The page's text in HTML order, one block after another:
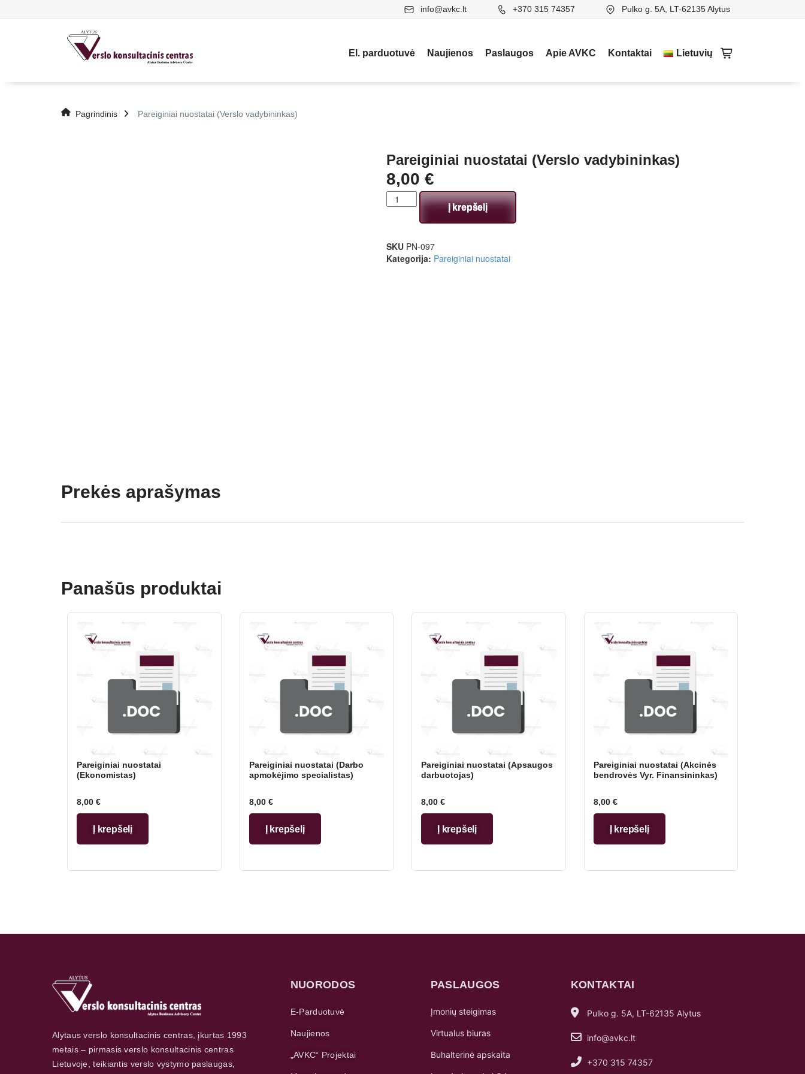
info@avkc.lt +370 315 74357 Pulko g. 5A, LT-62135 Alytus
El. parduotuvė Naujienos Paslaugos Apie AVKC Kontaktai Lietuvių
Pagrindinis Pareiginiai nuostatai (Verslo vadybininkas)
Pareiginiai nuostatai (Verslo vadybininkas)
8,00 €
Į krepšelį
SKU PN-097
Kategorija: Pareiginiai nuostatai
Prekės aprašymas
Panašūs produktai
Pareiginiai nuostatai
(Ekonomistas)
8,00 €
Į krepšelį
Pareiginiai nuostatai (Darbo
apmokėjimo specialistas)
8,00 €
Į krepšelį
Pareiginiai nuostatai (Apsaugos
darbuotojas)
8,00 €
Į krepšelį
Pareiginiai nuostatai (Akcinės
bendrovės Vyr. Finansininkas)
8,00 €
Į krepšelį
Alytaus verslo konsultacinis centras, įkurtas 1993
metais – pirmasis verslo konsultacinis centras
Lietuvoje, teikiantis verslo vystymo paslaugas,
NUORODOS
E-Parduotuvė
Naujienos
„AVKC“ Projektai
PASLAUGOS
Įmonių steigimas
Virtualus biuras
Buhalterinė apskaita
KONTAKTAI
Pulko g. 5A, LT-62135 Alytus
info@avkc.lt
+370 315 74357